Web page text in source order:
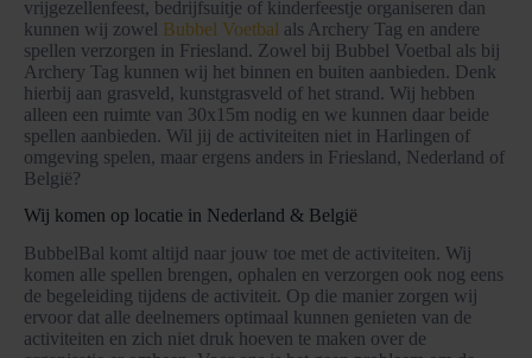
vrijgezellenfeest, bedrijfsuitje of kinderfeestje organiseren dan
kunnen wij zowel Bubbel Voetbal als Archery Tag en andere
spellen verzorgen in Friesland. Zowel bij Bubbel Voetbal als bij
Archery Tag kunnen wij het binnen en buiten aanbieden. Denk
hierbij aan grasveld, kunstgrasveld of het strand. Wij hebben
alleen een ruimte van 30x15m nodig en we kunnen daar beide
spellen aanbieden. Wil jij de activiteiten niet in Harlingen of
omgeving spelen, maar ergens anders in Friesland, Nederland of
België?
Wij komen op locatie in Nederland & België
BubbelBal komt altijd naar jouw toe met de activiteiten. Wij
komen alle spellen brengen, ophalen en verzorgen ook nog eens
de begeleiding tijdens de activiteit. Op die manier zorgen wij
ervoor dat alle deelnemers optimaal kunnen genieten van de
activiteiten en zich niet druk hoeven te maken over de